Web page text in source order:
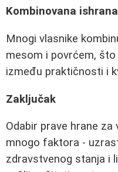
Kombinovana ishrana
Mnogi vlasnike
mesom i povrćem,
između praktičnosti i
Zaključak
Odabir prave hrane za
mnogo faktora -
zdravstvenog stanja i